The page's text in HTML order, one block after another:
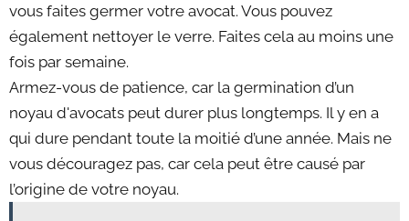
vous faites germer votre avocat. Vous pouvez
également nettoyer le verre. Faites cela au moins une
fois par semaine.
Armez-vous de patience, car la germination d’un
noyau d'avocats peut durer plus longtemps. Il y en a
qui dure pendant toute la moitié d’une année. Mais ne
vous découragez pas, car cela peut être causé par
l’origine de votre noyau.